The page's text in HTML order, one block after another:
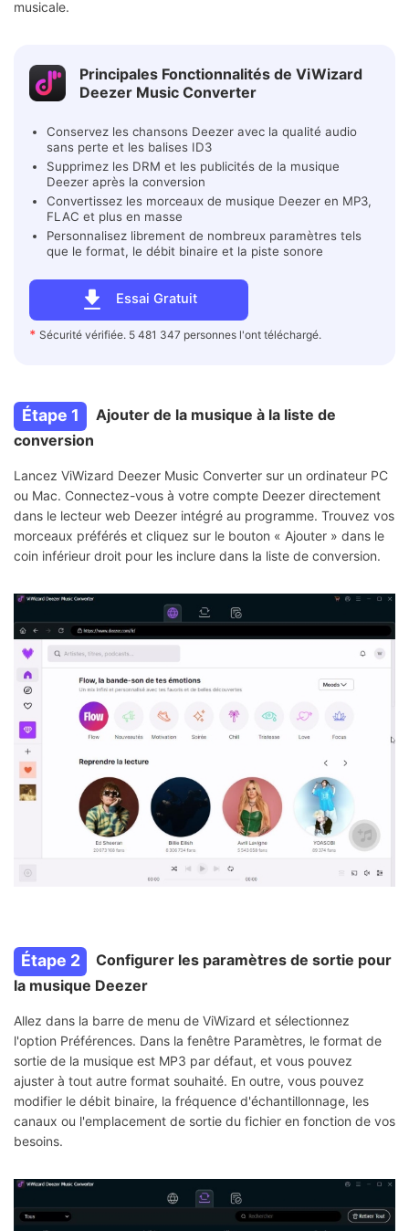
musicale.
Principales Fonctionnalités de ViWizard
Deezer Music Converter
Essai Gratuit
* Sécurité vérifiée. 5 481 347 personnes l'ont téléchargé.
Conservez les chansons Deezer avec la qualité audio
sans perte et les balises ID3
Supprimez les DRM et les publicités de la musique
Deezer après la conversion
Convertissez les morceaux de musique Deezer en MP3,
FLAC et plus en masse
Personnalisez librement de nombreux paramètres tels
que le format, le débit binaire et la piste sonore
Étape 1
Ajouter de la musique à la liste de
conversion
Lancez ViWizard Deezer Music Converter sur un ordinateur PC
ou Mac. Connectez-vous à votre compte Deezer directement
dans le lecteur web Deezer intégré au programme. Trouvez vos
morceaux préférés et cliquez sur le bouton « Ajouter » dans le
coin inférieur droit pour les inclure dans la liste de conversion.
Étape 2
Configurer les paramètres de sortie pour
la musique Deezer
Allez dans la barre de menu de ViWizard et sélectionnez
l'option Préférences. Dans la fenêtre Paramètres, le format de
sortie de la musique est MP3 par défaut, et vous pouvez
ajuster à tout autre format souhaité. En outre, vous pouvez
modifier le débit binaire, la fréquence d'échantillonnage, les
canaux ou l'emplacement de sortie du fichier en fonction de vos
besoins.